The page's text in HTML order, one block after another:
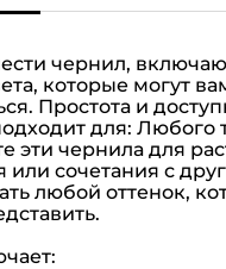
чернил,
которые могут
Простота и
для: Любого
эти чернила для
или сочетания с
любой оттенок,